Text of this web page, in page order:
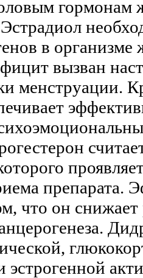
гормонам
в
вызван
менструации.
препарата.
что он снижает
эстрогенной